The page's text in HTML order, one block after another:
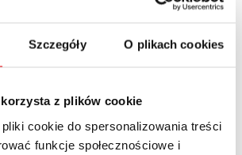
Szczegóły O plikach cookies
z plików cookie
cookie do spersonalizowania treści
funkcje społecznościowe i
ks. P. Wawrzyniaka i ul. Kościelnej
parku lub gościnnie do 1h przy